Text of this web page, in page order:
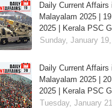
Daily Current Affairs
Malayalam 2025 |
2025 | Kerala PSC
Sunday, January
Daily Current Affairs
Malayalam 2025 |
2025 | Kerala PSC
Tuesday, January